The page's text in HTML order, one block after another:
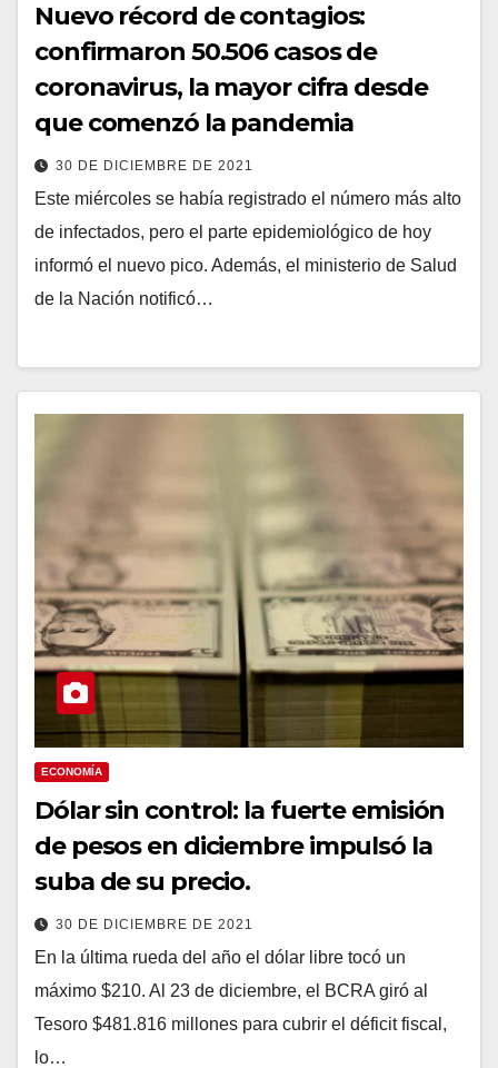
Nuevo récord de contagios:
confirmaron 50.506 casos de
coronavirus, la mayor cifra desde
que comenzó la pandemia
30 DE DICIEMBRE DE 2021
Este miércoles se había registrado el número más alto
de infectados, pero el parte epidemiológico de hoy
informó el nuevo pico. Además, el ministerio de Salud
de la Nación notificó…
ECONOMÍA
Dólar sin control: la fuerte emisión
de pesos en diciembre impulsó la
suba de su precio.
30 DE DICIEMBRE DE 2021
En la última rueda del año el dólar libre tocó un
máximo $210. Al 23 de diciembre, el BCRA giró al
Tesoro $481.816 millones para cubrir el déficit fiscal,
lo…